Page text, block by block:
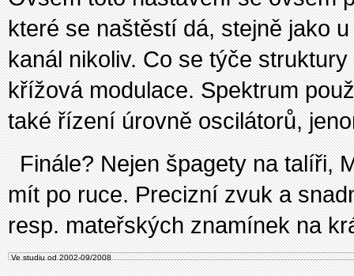
které se naštěstí dá, stejně jako
kanál nikoliv. Co se týče
křížová modulace. Spektrum
také řízení úrovně oscilátorů,
Finále? Nejen špagety na talíři,
mít po ruce. Precizní zvuk a
resp. mateřských znamínek na
Ve studiu od 2002-09/2008